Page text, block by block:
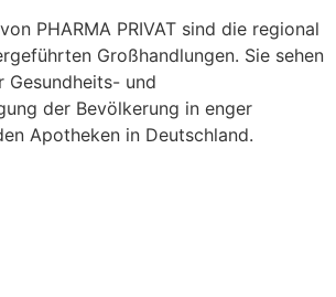
PHARMA PRIVAT sind die regional
Großhandlungen. Sie sehen
Gesundheits- und
der Bevölkerung in enger
Apotheken in Deutschland.